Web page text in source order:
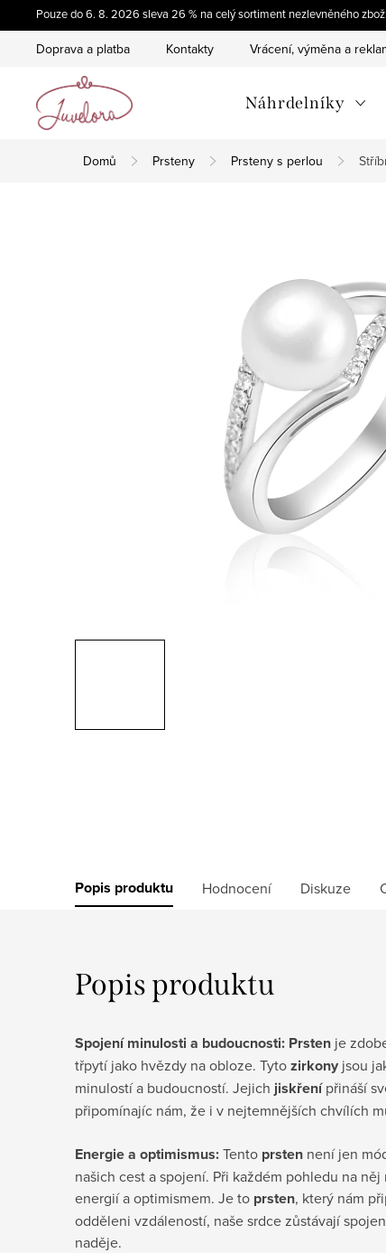
na
Pouze do 6. 8. 2026 sleva 26 % na celý sortiment nezlevněného
Doprava a platba Kontakty Vrácení, výměna a
Náhrdelníky
Domů Prsteny Prsteny s perlou
Popis produktu Hodnocení Diskuze
Popis produktu
Spojení minulosti a budoucnosti: Prsten je
třpytí jako hvězdy na obloze. Tytozirkony jsou
minulostí a budoucností. Jejich jiskřenípřináší
připomínajíc nám, že i v nejtemnějších chvílích
Energie a optimismus:Tento prsten není jen
našich cest a spojení. Při každém pohledu na
energií a optimismem. Je to prsten, který nám
odděleni vzdáleností, naše srdce zůstávají
naděje.